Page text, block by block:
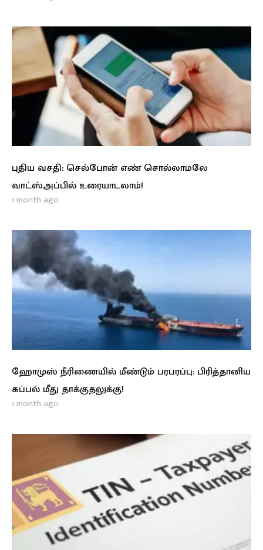
புதிய வசதி: செல்போன் எண் சொல்லாமலே
வாட்ஸ்அப்பில் உரையாடலாம்!
1 month ago
ஹோமுஸ் நீரிணையில் மீண்டும் பரபரப்பு: பிரித்தானிய
கப்பல் மீது தாக்குதலுக்கு!
1 month ago